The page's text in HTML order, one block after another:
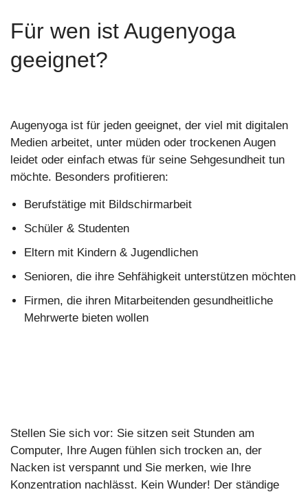
Für wen ist Augenyoga
geeignet?
Augenyoga ist für jeden geeignet, der viel mit digitalen
Medien arbeitet, unter müden oder trockenen Augen
leidet oder einfach etwas für seine Sehgesundheit tun
möchte. Besonders profitieren:
Berufstätige mit Bildschirmarbeit
Schüler & Studenten
Eltern mit Kindern & Jugendlichen
Senioren, die ihre Sehfähigkeit unterstützen möchten
Firmen, die ihren Mitarbeitenden gesundheitliche
Mehrwerte bieten wollen
Stellen Sie sich vor: Sie sitzen seit Stunden am
Computer, Ihre Augen fühlen sich trocken an, der
Nacken ist verspannt und Sie merken, wie Ihre
Konzentration nachlässt. Kein Wunder! Der ständige